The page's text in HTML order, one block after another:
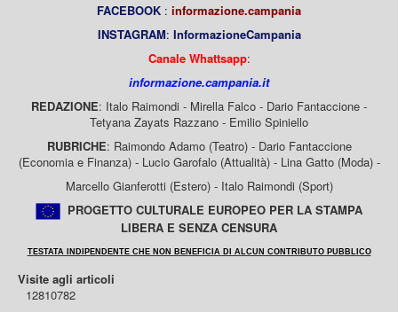
FACEBOOK : informazione.campania
INSTAGRAM: InformazioneCampania
Canale Whattsapp:
informazione.campania.it
REDAZIONE: Italo Raimondi - Mirella Falco - Dario Fantaccione -
Tetyana Zayats Razzano - Emilio Spiniello
RUBRICHE: Raimondo Adamo (Teatro) - Dario Fantaccione
(Economia e Finanza) - Lucio Garofalo (Attualità) - Lina Gatto (Moda) -
Marcello Gianferotti (Estero) - Italo Raimondi (Sport)
PROGETTO CULTURALE EUROPEO PER LA STAMPA
LIBERA E SENZA CENSURA
TESTATA INDIPENDENTE CHE NON BENEFICIA DI ALCUN CONTRIBUTO PUBBLICO
Visite agli articoli
12810782